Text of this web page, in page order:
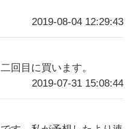
2019-08-04 12:29:43
回目に買います。
2019-07-31 15:08:44